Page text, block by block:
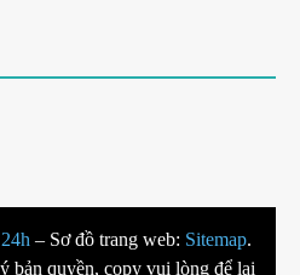
– Sơ đồ trang web: Sitemap.
bản quyền, copy vui lòng để lại